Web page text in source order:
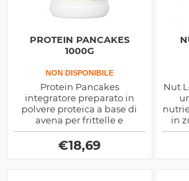
PROTEIN PANCAKES
1000G
NON DISPONIBILE
Protein Pancakes
integratore preparato in
polvere proteica a base di
avena per frittelle e
pancakes buoni e nutrienti,
ottimi per colazione e come
spuntino alternativo
€18,69
Nut
in